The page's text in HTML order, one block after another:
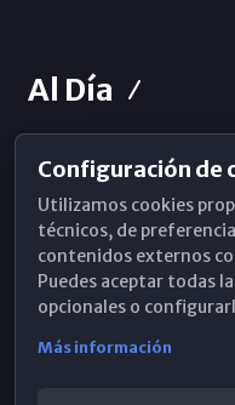
Al Día
Horarios de Misa
Hemeroteca
WhatsApp
Configuración de
Utilizamos cookies
técnicos, de
contenidos externos
Puedes aceptar todas
opcionales o
Más información